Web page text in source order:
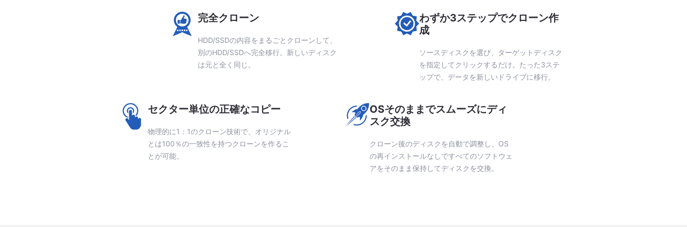
完全クローン
HDD/SSDの内容をまるごとクローンして、
別のHDD/SSDへ完全移行。新しいディスク
は元と全く同じ。
わずか3ステップでクローン作
成
ソースディスクを選び、ターゲットディスク
を指定してクリックするだけ。たった3ステ
ップで、データを新しいドライブに移行。
セクター単位の正確なコピー
物理的に1：1のクローン技術で、オリジナル
とは100％の一致性を持つクローンを作るこ
とが可能。
OSそのままでスムーズにディ
スク交換
クローン後のディスクを自動で調整し、OS
の再インストールなしですべてのソフトウェ
アをそのまま保持してディスクを交換。